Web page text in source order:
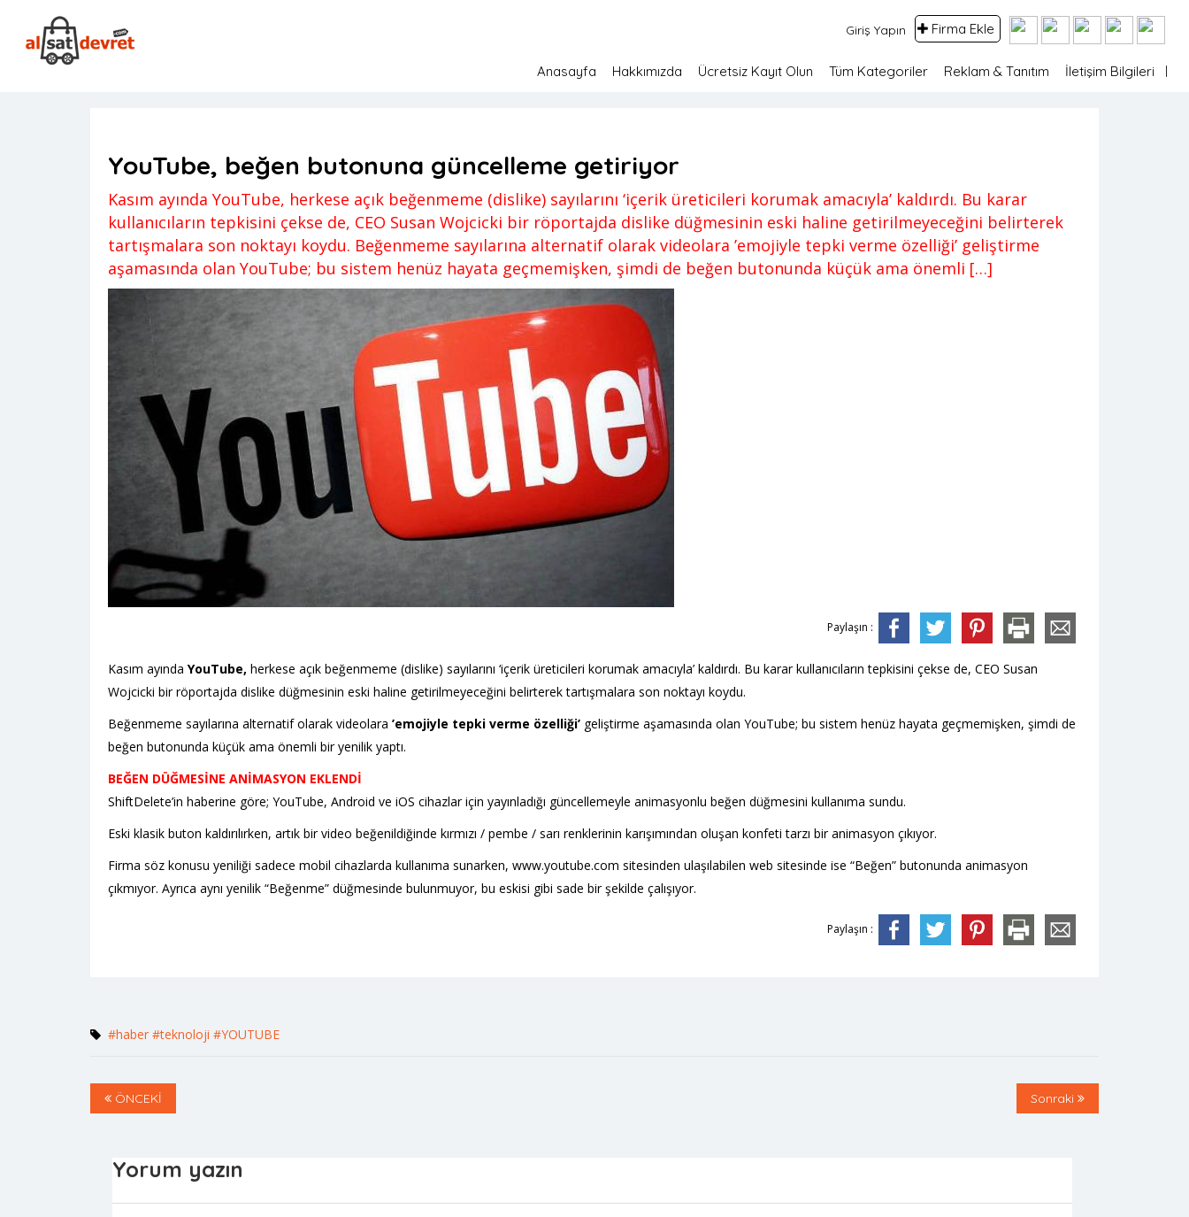
Giriş Yapın Firma Ekle
Anasayfa Hakkımızda Ücretsiz Kayıt Olun Tüm Kategoriler Reklam & Tanıtım İletişim Bilgileri
YouTube, beğen butonuna güncelleme getiriyor
Kasım ayında YouTube, herkese açık beğenmeme (dislike) sayılarını ‘içerik üreticileri korumak amacıyla’ kaldırdı. Bu karar
kullanıcıların tepkisini çekse de, CEO Susan Wojcicki bir röportajda dislike düğmesinin eski haline getirilmeyeceğini belirterek
tartışmalara son noktayı koydu. Beğenmeme sayılarına alternatif olarak videolara ’emojiyle tepki verme özelliği’ geliştirme
aşamasında olan YouTube; bu sistem henüz hayata geçmemişken, şimdi de beğen butonunda küçük ama önemli […]
Paylaşın :
Kasım ayında YouTube, herkese açık beğenmeme (dislike) sayılarını ‘içerik üreticileri korumak amacıyla’ kaldırdı. Bu karar kullanıcıların tepkisini çekse de, CEO Susan
Wojcicki bir röportajda dislike düğmesinin eski haline getirilmeyeceğini belirterek tartışmalara son noktayı koydu.
Beğenmeme sayılarına alternatif olarak videolara ’emojiyle tepki verme özelliği’ geliştirme aşamasında olan YouTube; bu sistem henüz hayata geçmemişken, şimdi de
beğen butonunda küçük ama önemli bir yenilik yaptı.
BEĞEN DÜĞMESİNE ANİMASYON EKLENDİ
ShiftDelete’in haberine göre; YouTube, Android ve iOS cihazlar için yayınladığı güncellemeyle animasyonlu beğen düğmesini kullanıma sundu.
Eski klasik buton kaldırılırken, artık bir video beğenildiğinde kırmızı / pembe / sarı renklerinin karışımından oluşan konfeti tarzı bir animasyon çıkıyor.
Firma söz konusu yeniliği sadece mobil cihazlarda kullanıma sunarken, www.youtube.com sitesinden ulaşılabilen web sitesinde ise “Beğen” butonunda animasyon
çıkmıyor. Ayrıca aynı yenilik “Beğenme” düğmesinde bulunmuyor, bu eskisi gibi sade bir şekilde çalışıyor.
Paylaşın :
#haber #teknoloji #YOUTUBE
ÖNCEKİ Sonraki
Yorum yazın